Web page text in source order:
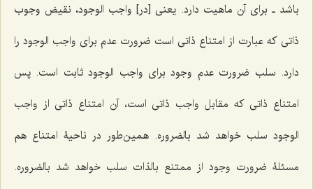
باشد ـ براى آن ماهیت دارد. یعنى [در] واجب الوجود، نقیض وجوب
ذاتى که عبارت از امتناع ذاتى است ضرورت عدم براى واجب الوجود را
دارد. سلب ضرورت عدم وجود براى واجب الوجود ثابت است. پس
امتناع ذاتى که مقابل واجب ذاتى است، آن امتناع ذاتی از واجب
الوجود سلب خواهد شد بالضروره. همین‌طور در ناحیۀ امتناع هم
مسئلۀ ضرورت وجود از ممتنع بالذات سلب خواهد شد بالضروره.